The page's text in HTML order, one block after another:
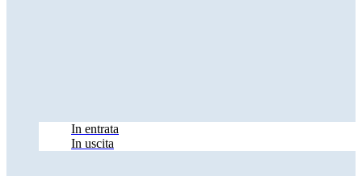
In entrata
In uscita